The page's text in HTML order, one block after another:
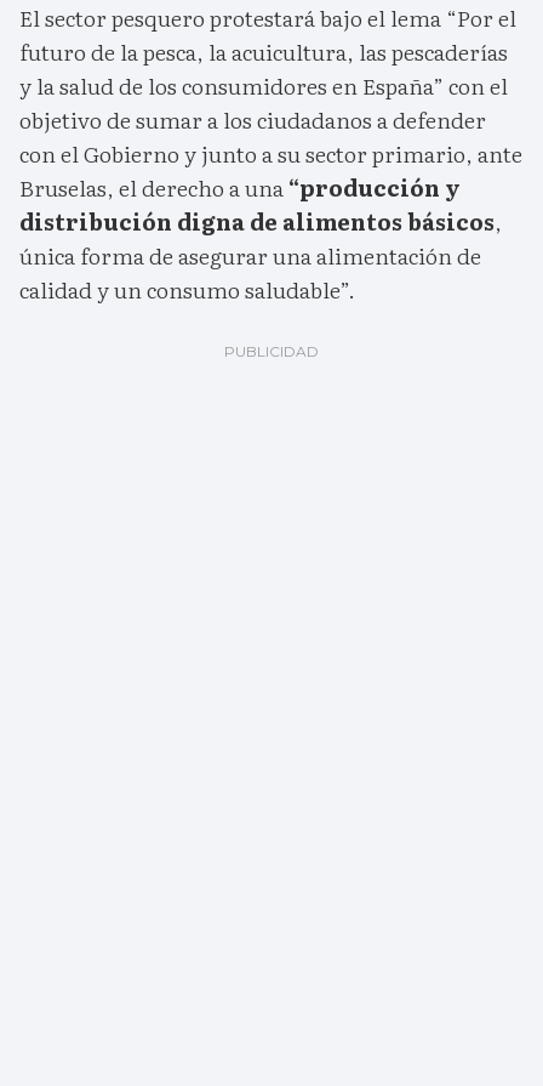
El sector pesquero protestará bajo el lema “Por el
futuro de la pesca, la acuicultura, las pescaderías
y la salud de los consumidores en España” con el
objetivo de sumar a los ciudadanos a defender
con el Gobierno y junto a su sector primario, ante
Bruselas, el derecho a una“producción y
distribución digna de alimentos básicos,
única forma de asegurar una alimentación de
calidad y un consumo saludable”.